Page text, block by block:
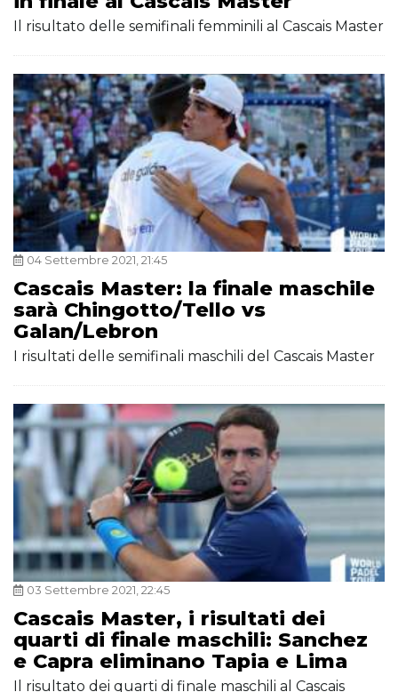
Il risultato delle semifinali femminili al Cascais Master
04 Settembre 2021, 21:45
Cascais Master: la finale maschile
sarà Chingotto/Tello vs
Galan/Lebron
I risultati delle semifinali maschili del Cascais Master
03 Settembre 2021, 22:45
Cascais Master, i risultati dei
quarti di finale maschili: Sanchez
e Capra eliminano Tapia e Lima
Il risultato dei quarti di finale maschili al Cascais